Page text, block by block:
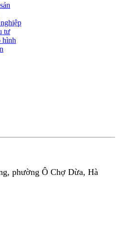
tư
hình
phường Ô Chợ Dừa, Hà